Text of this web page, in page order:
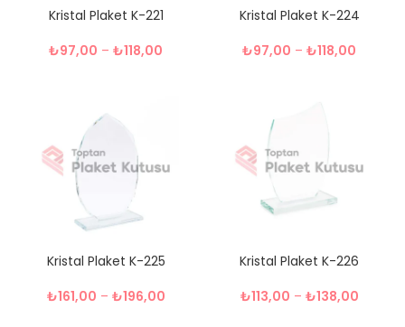
Kristal Plaket K-221
₺97,00 – ₺118,00
Kristal Plaket K-224
₺97,00 – ₺118,00
Kristal Plaket K-225
₺161,00 – ₺196,00
Kristal Plaket K-226
₺113,00 – ₺138,00